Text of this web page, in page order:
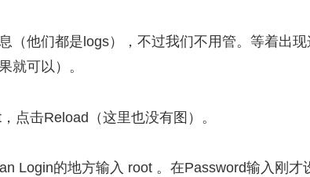
（他们都是logs），不过我们不用管。等着出
就可以）。
点击Reload（这里也没有图）。
Login的地方输入 root 。在Password输入刚才